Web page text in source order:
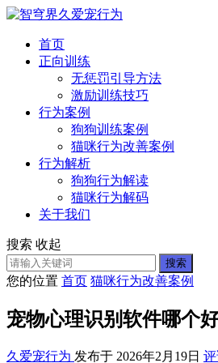
首页
正向训练
无惩罚引导方法
激励训练技巧
行为案例
狗狗训练案例
猫咪行为改善案例
行为解析
狗狗行为解读
猫咪行为解码
关于我们
搜索 收起
搜索
您的位置 首页 猫咪行为改善案例
宠物心理识别软件哪个
久爱宠行为 发布于 2026年2月19日